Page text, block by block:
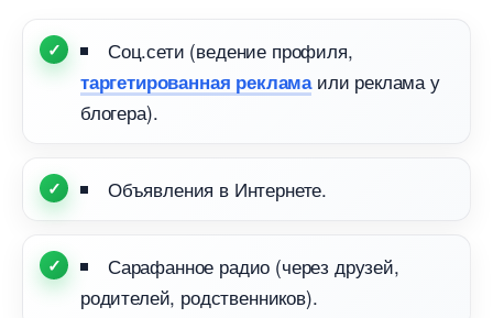
Соц.сети (ведение профиля,
таргетированная рекламаили реклама у
логера).
Объявления в Интернете.
Сарафанное радио (через друзей,
родителей, родственников).